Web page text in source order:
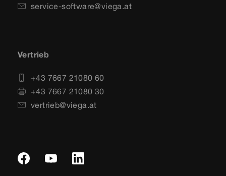
service-software@viega.at
Vertrieb
+43 7667 21080 60
+43 7667 21080 30
vertrieb@viega.at